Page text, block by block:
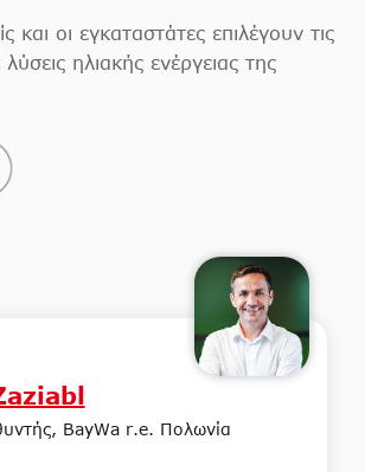
και οι εγκαταστάτες επιλέγουν τις
ηλιακής ενέργειας της
BayWa r.e. Πολωνία